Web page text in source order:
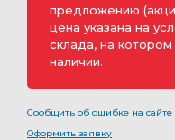
предложению
цена указана на
склада, на
наличии.
Сообщить об ошибке на сайте
Оформить заявку